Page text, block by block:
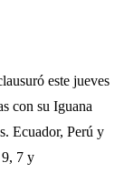
este jueves
con su Iguana
Ecuador, Perú y
9, 7 y